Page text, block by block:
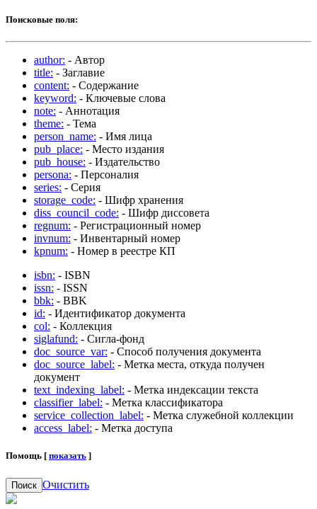
Поисковые поля:
author: - Автор
title: - Заглавие
content: - Содержание
keyword: - Ключевые слова
note: - Аннотация
theme: - Тема
person_name: - Имя лица
pub_place: - Место издания
pub_house: - Издательство
persona: - Персоналия
series: - Серия
storage_code: - Шифр хранения
diss_council_code: - Шифр диссовета
regnum: - Регистрационный номер
invnum: - Инвентарный номер
kpnum: - Номер в реестре КП
isbn: - ISBN
issn: - ISSN
bbk: - BBK
id: - Идентификатор документа
col: - Коллекция
siglafund: - Сигла-фонд
doc_source_var: - Способ получения документа
doc_source_label: - Метка места, откуда получен
документ
text_indexing_label: - Метка индексации текста
classifier_label: - Метка классификатора
service_collection_label: - Метка служебной коллекции
access_label: - Метка доступа
Помощь [ показать ]
Поиск Очистить